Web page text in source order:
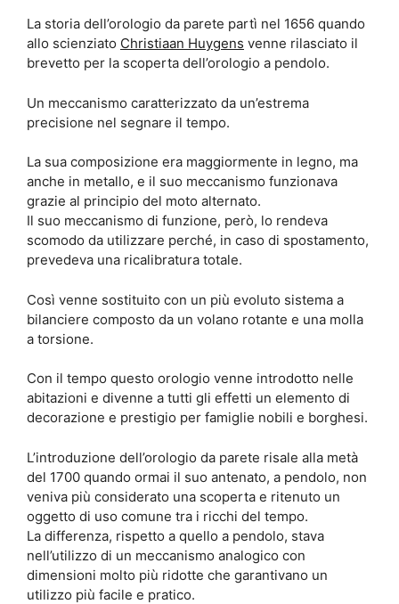
La storia dell’orologio da parete partì nel 1656 quando
allo scienziato Christiaan Huygens venne rilasciato il
brevetto per la scoperta dell’orologio a pendolo.
Un meccanismo caratterizzato da un’estrema
precisione nel segnare il tempo.
La sua composizione era maggiormente in legno, ma
anche in metallo, e il suo meccanismo funzionava
grazie al principio del moto alternato.
Il suo meccanismo di funzione, però, lo rendeva
scomodo da utilizzare perché, in caso di spostamento,
prevedeva una ricalibratura totale.
Così venne sostituito con un più evoluto sistema a
bilanciere composto da un volano rotante e una molla
a torsione.
Con il tempo questo orologio venne introdotto nelle
abitazioni e divenne a tutti gli effetti un elemento di
decorazione e prestigio per famiglie nobili e borghesi.
L’introduzione dell’orologio da parete risale alla metà
del 1700 quando ormai il suo antenato, a pendolo, non
veniva più considerato una scoperta e ritenuto un
oggetto di uso comune tra i ricchi del tempo.
La differenza, rispetto a quello a pendolo, stava
nell’utilizzo di un meccanismo analogico con
dimensioni molto più ridotte che garantivano un
utilizzo più facile e pratico.